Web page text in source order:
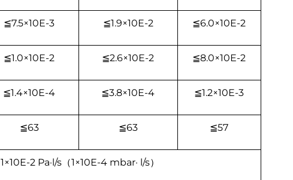
≦7.5×10Е-3 ≦1.9×10Е-2 ≦6.0×10Е-2
≦1.0×10Е-2 ≦2.6×10Е-2 ≦8.0×10Е-2
≦1.4×10Е-4 ≦3.8×10Е-4 ≦1.2×10Е-3
≦63 ≦63 ≦57
1×10Е-2 Pa·l/s（1×10Е-4 mbar· l/s）